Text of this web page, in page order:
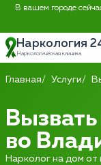
В вашем городе
Наркология
Наркологическая клиника
Главная Услуги
во
Нарколог на дом